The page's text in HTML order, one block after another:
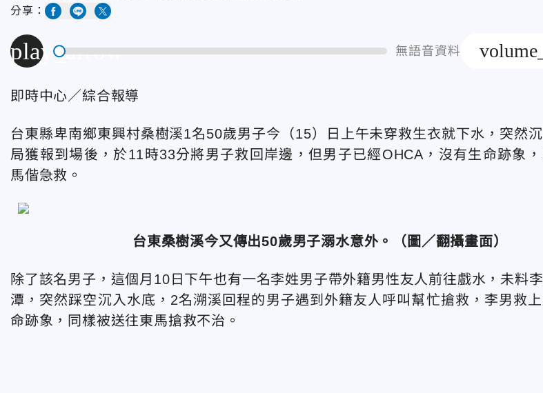
分享：
play_arrow 無語音資料
即時中心／綜合報導
台東縣卑南鄉東興村桑樹溪1名50歲男子今（15）日上午未穿救生衣就下水，突然
局獲報到場後，於11時33分將男子救回岸邊，但男子已經OHCA，沒有生命跡象
馬偕急救。
台東桑樹溪今又傳出50歲男子溺水意外。（圖／翻攝畫面）
除了該名男子，這個月10日下午也有一名李姓男子帶外籍男性友人前往戲水，未料
潭，突然踩空沉入水底，2名溯溪回程的男子遇到外籍友人呼叫幫忙搶救，李男救
命跡象，同樣被送往東馬搶救不治。